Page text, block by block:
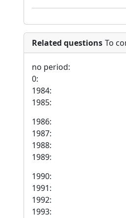
Related questions To
no period:
0:
1984:
1985:
1986:
1987:
1988:
1989:
1990:
1991:
1992:
1993: